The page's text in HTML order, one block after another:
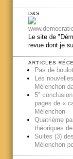
D&S
Le site de
revue dont je
ARTICLES
Pas de
Les
Mélenchon
5°
pages de «
Mélenchon
Quatrième
théoriques
Suites (3)
Mélenchon